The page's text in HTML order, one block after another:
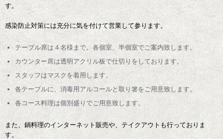
す。
感染防止対策には充分に気を付けて営業して参ります。
テーブル席は４名様まで。各個室、半個室でご案内致します。
カウンター席は透明アクリル板で仕切りをしております。
スタッフはマスクを着用します。
各テーブルに、消毒用アルコールと取り箸をご用意致します。
各コース料理は個別盛りでご用意致します。
また、鍋料理のインターネット販売や、テイクアウトも行っておりま
す。